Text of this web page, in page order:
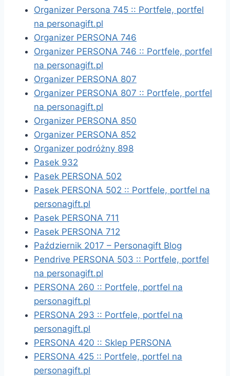
Organizer Persona 745 :: Portfele, portfel
na personagift.pl
Organizer PERSONA 746
Organizer PERSONA 746 :: Portfele, portfel
na personagift.pl
Organizer PERSONA 807
Organizer PERSONA 807 :: Portfele, portfel
na personagift.pl
Organizer PERSONA 850
Organizer PERSONA 852
Organizer podróżny 898
Pasek 932
Pasek PERSONA 502
Pasek PERSONA 502 :: Portfele, portfel na
personagift.pl
Pasek PERSONA 711
Pasek PERSONA 712
Październik 2017 – Personagift Blog
Pendrive PERSONA 503 :: Portfele, portfel
na personagift.pl
PERSONA 260 :: Portfele, portfel na
personagift.pl
PERSONA 293 :: Portfele, portfel na
personagift.pl
PERSONA 420 :: Sklep PERSONA
PERSONA 425 :: Portfele, portfel na
personagift.pl